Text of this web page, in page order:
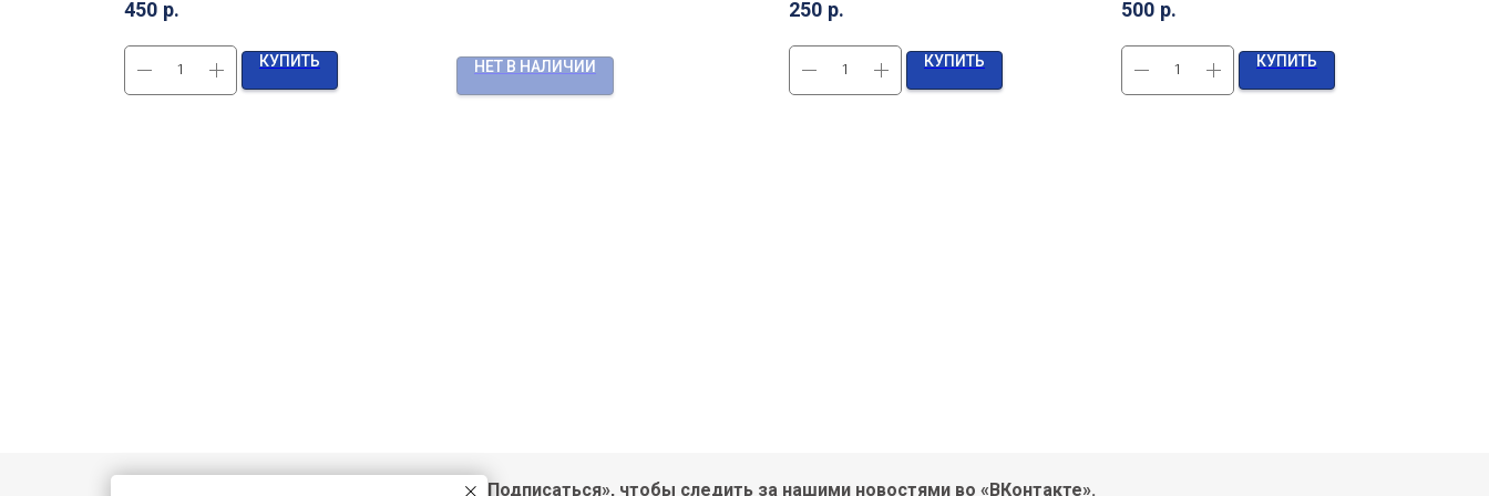
450 р.
КУПИТЬ НЕТ В НАЛИЧИИ
250 р.
КУПИТЬ
500 р.
КУПИТЬ
Нажмите «Подписаться», чтобы следить за нашими новостями во «ВКонтакте».